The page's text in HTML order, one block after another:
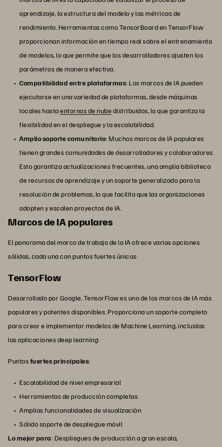
aprendizaje, la estructura del modelo y las métricas de
rendimiento. Herramientas como TensorBoard en TensorFlow
proporcionan información en tiempo real sobre el entrenamiento
de modelos, lo que permite que los desarrolladores ajusten los
parámetros de manera efectiva.
Compatibilidad entre plataformas: Los marcos de IA pueden
ejecutarse en una variedad de plataformas, desde máquinas
locales hastaentornos de nubedistribuidos, lo que garantiza la
flexibilidad en el despliegue y la escalabilidad.
Amplio soporte comunitario: Muchos marcos de IA populares
tienen grandes comunidades de desarrolladores y colaboradores.
Esto garantiza actualizaciones frecuentes, una amplia biblioteca
de recursos de aprendizaje y un soporte generalizado para la
resolución de problemas, lo que facilita que las organizaciones
adopten y escalen proyectos de IA.
Marcos de IA populares
El panorama del marco de trabajo de la IA ofrece varias opciones
sólidas, cada una con puntos fuertes únicos:
TensorFlow
Desarrollado por Google, TensorFlow es uno de los marcos de IA más
populares y potentes disponibles. Proporciona un soporte completo
para crear e implementar modelos de Machine Learning, incluidas
las aplicaciones deep learning:
Puntosfuertes principales:
Escalabilidad de nivel empresarial
Herramientas de producción completas
Amplias funcionalidades de visualización
Sólido soporte de despliegue móvil
Lo mejor para: Despliegues de producción a gran escala,